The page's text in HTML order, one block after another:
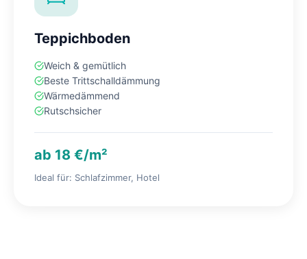
Teppichboden
Weich & gemütlich
Beste Trittschalldämmung
Wärmedämmend
Rutschsicher
ab 18 €/m²
Ideal für: Schlafzimmer, Hotel